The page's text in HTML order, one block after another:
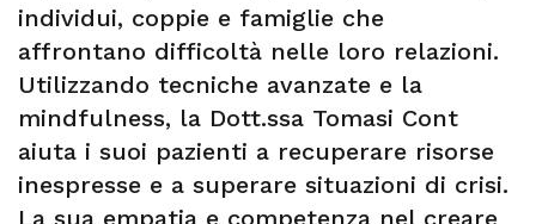
individui, coppie e famiglie che
affrontano difficoltà nelle loro relazioni.
Utilizzando tecniche avanzate e la
mindfulness, la Dott.ssa Tomasi Cont
aiuta i suoi pazienti a recuperare risorse
inespresse e a superare situazioni di crisi.
La sua empatia e competenza nel creare